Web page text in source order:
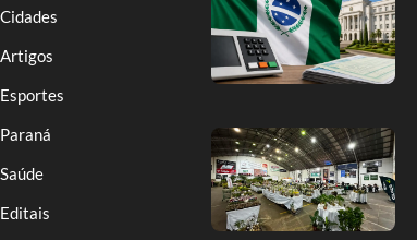
Cidades
Artigos
Esportes
Paraná
Saúde
Editais